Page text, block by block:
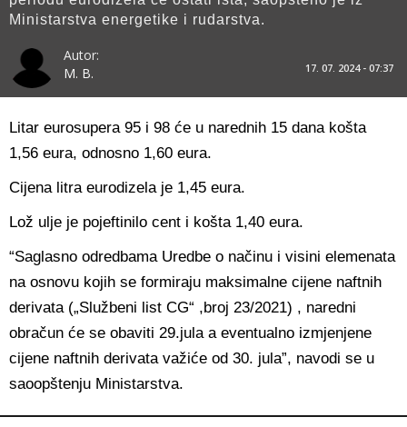
Ministarstva energetike i rudarstva.
Autor:
M. B.
17. 07. 2024 - 07:37
Litar eurosupera 95 i 98 će u narednih 15 dana košta
1,56 eura, odnosno 1,60 eura.
Cijena litra eurodizela je 1,45 eura.
Lož ulje je pojeftinilo cent i košta 1,40 eura.
“Saglasno odredbama Uredbe o načinu i visini elemenata
na osnovu kojih se formiraju maksimalne cijene naftnih
derivata („Službeni list CG“ ,broj 23/2021) , naredni
obračun će se obaviti 29.jula a eventualno izmjenjene
cijene naftnih derivata važiće od 30. jula”, navodi se u
saoopštenju Ministarstva.